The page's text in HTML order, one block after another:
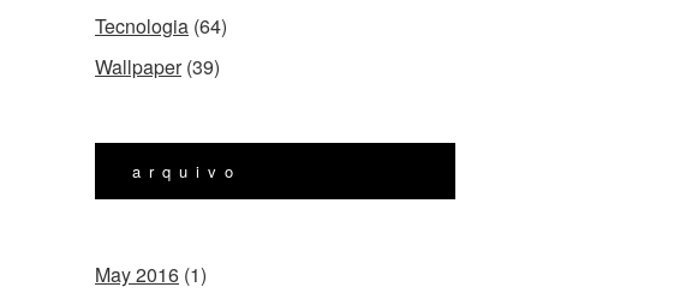
Tecnologia (64)
Wallpaper(39)
arquivo
May 2016 (1)